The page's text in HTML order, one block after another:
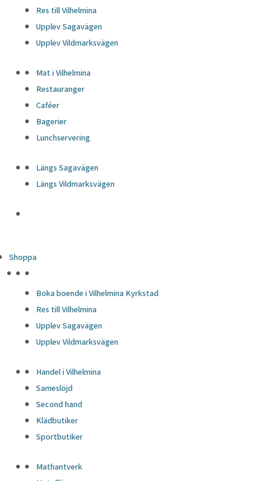
Res till Vilhelmina
Upplev Sagavägen
Upplev Vildmarksvägen
Mat i Vilhelmina
Restauranger
Caféer
Bagerier
Lunchservering
Längs Sagavägen
Längs Vildmarksvägen
Shoppa
Boka boende i Vilhelmina Kyrkstad
Res till Vilhelmina
Upplev Sagavägen
Upplev Vildmarksvägen
Handel i Vilhelmina
Sameslöjd
Second hand
Klädbutiker
Sportbutiker
Mathantverk